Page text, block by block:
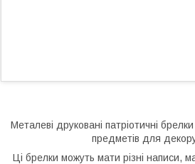
Металеві друковані патріотичні
предметів для
Ці брелки можуть мати різні написи,